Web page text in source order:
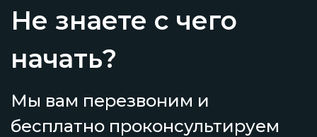
Не знаете с чего
начать?
Мы вам перезвоним и
бесплатно проконсультируем